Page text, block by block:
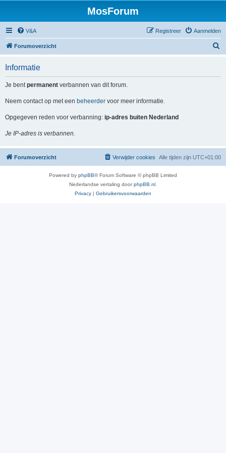
MosForum
V&A Aanmelden
Registreer
Forumoverzicht
Informatie
Je bentpermanent verbannen van dit forum.
Neem contact op met een beheerder voor meer informatie.
Opgegeven reden voor verbanning: ip-adres buiten Nederland
Je IP-adres is verbannen.
Forumoverzicht Alle tijden zijn UTC+01:00
Verwijder cookies
Powered by phpBB® Forum Software © phpBB Limited
Nederlandse vertaling doorphpBB.nl
Privacy | Gebruikersvoorwaarden